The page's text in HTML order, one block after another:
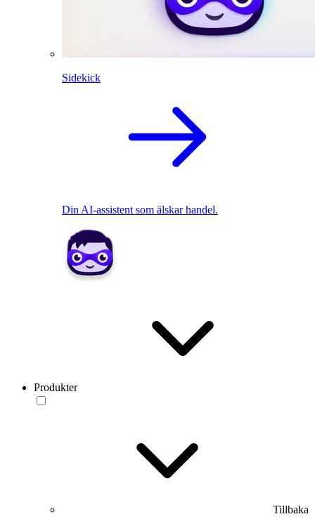
Sidekick
Din AI-assistent som älskar handel.
Produkter
Tillbaka